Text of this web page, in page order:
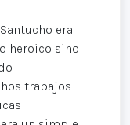
era
heroico sino
trabajos